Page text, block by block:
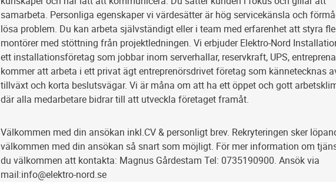
samarbeta. Personliga egenskaper vi värdesätter är hög servicekänsla och
lösa problem. Du kan arbeta självständigt eller i team med erfarenhet att styra
montörer med stöttning från projektledningen. Vi erbjuder Elektro-Nord
ett installationsföretag som jobbar inom serverhallar, reservkraft, UPS,
kommer att arbeta i ett privat ägt entreprenörsdrivet företag som kännetecknas
tillväxt och korta beslutsvägar. Vi är måna om att ha ett öppet och gott
där alla medarbetare bidrar till att utveckla företaget framåt.
Välkommen med din ansökan inkl.CV & personligt brev. Rekryteringen sker
välkommen med din ansökan så snart som möjligt. För mer information om
du välkommen att kontakta: Magnus Gårdestam Tel: 0735190900. Ansök via
mail:info@elektro-nord.se